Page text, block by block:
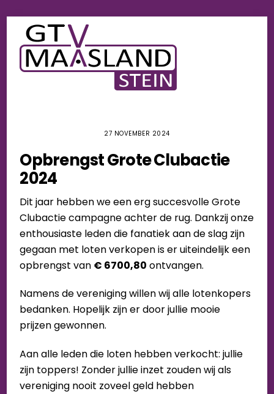
content
27 NOVEMBER 2024
Opbrengst Grote Clubactie
2024
Dit jaar hebben we een erg succesvolle Grote
Clubactie campagne achter de rug. Dankzij onze
enthousiaste leden die fanatiek aan de slag zijn
gegaan met loten verkopen is er uiteindelijk een
opbrengst van € 6700,80 ontvangen.
Namens de vereniging willen wij alle lotenkopers
bedanken. Hopelijk zijn er door jullie mooie
prijzen gewonnen.
Aan alle leden die loten hebben verkocht: jullie
zijn toppers! Zonder jullie inzet zouden wij als
vereniging nooit zoveel geld hebben